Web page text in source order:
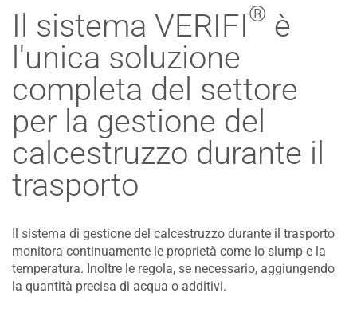
Il sistema VERIFI® è
l'unica soluzione
completa del settore
per la gestione del
calcestruzzo durante il
trasporto
Il sistema di gestione del calcestruzzo durante il trasporto
monitora continuamente le proprietà come lo slump e la
temperatura. Inoltre le regola, se necessario, aggiungendo
la quantità precisa di acqua o additivi.